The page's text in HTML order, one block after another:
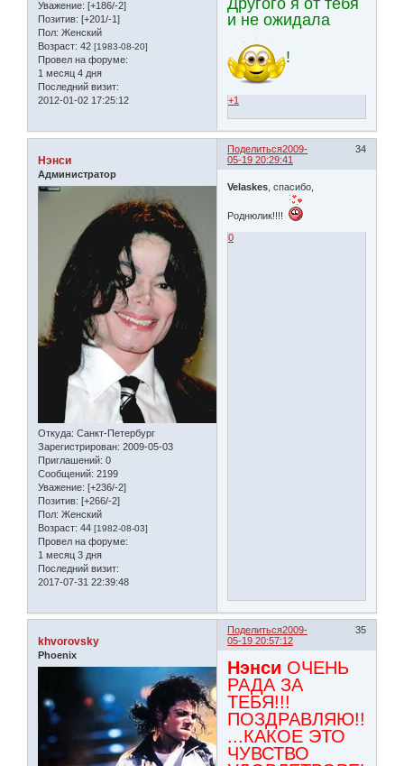
Уважение: [+186/-2]
Позитив: [+201/-1]
Пол: Женский
Возраст: 42 [1983-08-20]
Провел на форуме:
1 месяц 4 дня
Последний визит:
2012-01-02 17:25:12
Другого я от тебя
и не ожидала
!
+1
Поделиться 34
2009-
05-19 20:29:41
Нэнси
Администратор
Откуда: Санкт-Петербург
Зарегистрирован: 2009-05-03
Приглашений: 0
Сообщений: 2199
Уважение: [+236/-2]
Позитив: [+266/-2]
Пол: Женский
Возраст: 44 [1982-08-03]
Провел на форуме:
1 месяц 3 дня
Последний визит:
2017-07-31 22:39:48
Velaskes , спасибо,
Роднюлик!!!!
0
Поделиться 35
2009-
05-19 20:57:12
khvorovsky
Phoenix
Нэнси ОЧЕНЬ
РАДА ЗА
ТЕБЯ!!!
ПОЗДРАВЛЯЮ!!!
...КАКОЕ ЭТО
ЧУВСТВО